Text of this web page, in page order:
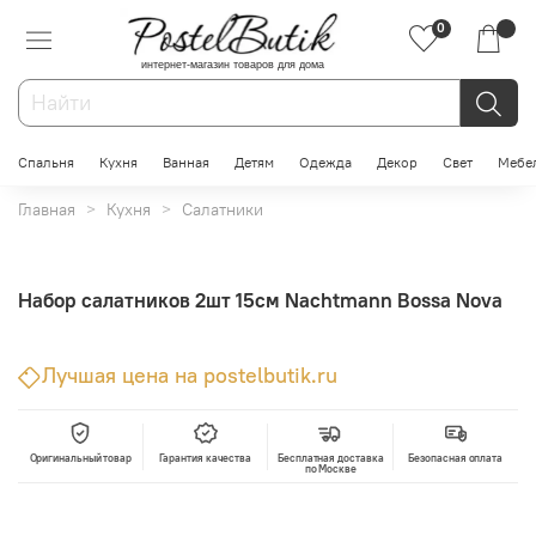
интернет-магазин товаров для дома
0
Спальня Кухня Ванная Детям Одежда Декор Свет
Главная Кухня Салатники
Набор салатников 2шт 15см Nachtmann Bossa Nova
Лучшая цена на postelbutik.ru
Оригинальный товар Гарантия качества
Бесплатная доставка
по Москве
Безопасная оплата